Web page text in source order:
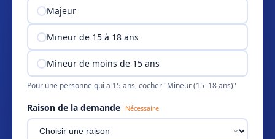
Majeur
Mineur de 15 à 18 ans
Mineur de moins de 15 ans
Pour une personne qui a 15 ans, cocher "Mineur (15–18 ans)"
Raison de la demande Nécessaire